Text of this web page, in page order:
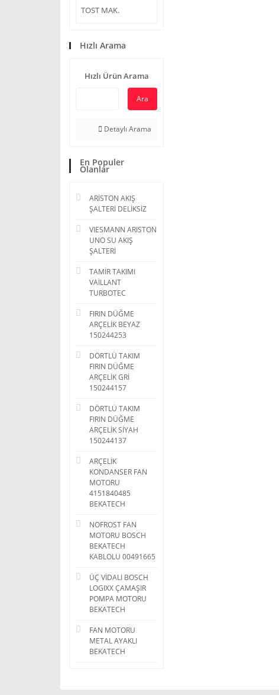
TOST MAK.
Hızlı Arama
Hızlı Ürün Arama
Ara
Detaylı Arama
En Populer
Olanlar
ARİSTON AKIŞ
ŞALTERİ DELİKSİZ
VIESMANN ARISTON
UNO SU AKIŞ
ŞALTERİ
TAMİR TAKIMI
VAİLLANT
TURBOTEC
FIRIN DÜĞME
ARÇELİK BEYAZ
150244253
DÖRTLÜ TAKIM
FIRIN DÜĞME
ARÇELİK GRİ
150244157
DÖRTLÜ TAKIM
FIRIN DÜĞME
ARÇELİK SİYAH
150244137
ARÇELİK
KONDANSER FAN
MOTORU
4151840485
BEKATECH
NOFROST FAN
MOTORU BOSCH
BEKATECH
KABLOLU 00491665
ÜÇ VİDALI BOSCH
LOGIXX ÇAMAŞIR
POMPA MOTORU
BEKATECH
FAN MOTORU
METAL AYAKLI
BEKATECH